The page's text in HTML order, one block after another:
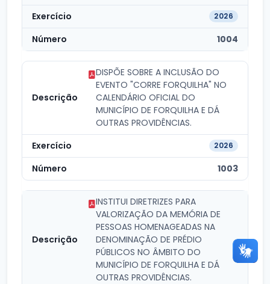
2026
1004
DISPÕE SOBRE A INCLUSÃO DO
EVENTO "CORRE FORQUILHA" NO
CALENDÁRIO OFICIAL DO
MUNICÍPIO DE FORQUILHA E DÁ
OUTRAS PROVIDÊNCIAS.
2026
1003
INSTITUI DIRETRIZES PARA
VALORIZAÇÃO DA MEMÓRIA DE
PESSOAS HOMENAGEADAS NA
DENOMINAÇÃO DE PRÉDIO
PÚBLICOS NO ÂMBITO DO
MUNICÍPIO DE FORQUILHA E DÁ
OUTRAS PROVIDÊNCIAS.